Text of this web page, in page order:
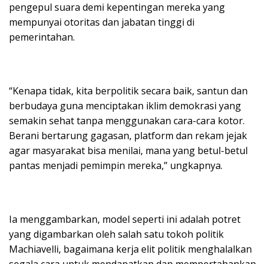
pengepul suara demi kepentingan mereka yang
mempunyai otoritas dan jabatan tinggi di
pemerintahan.
“Kenapa tidak, kita berpolitik secara baik, santun dan
berbudaya guna menciptakan iklim demokrasi yang
semakin sehat tanpa menggunakan cara-cara kotor.
Berani bertarung gagasan, platform dan rekam jejak
agar masyarakat bisa menilai, mana yang betul-betul
pantas menjadi pemimpin mereka,” ungkapnya.
Ia menggambarkan, model seperti ini adalah potret
yang digambarkan oleh salah satu tokoh politik
Machiavelli, bagaimana kerja elit politik menghalalkan